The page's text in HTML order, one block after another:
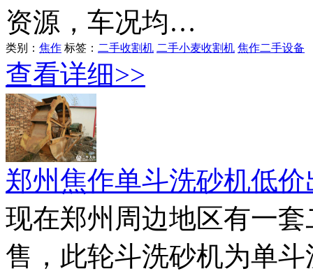
资源，车况均…
类别： 焦作 标签： 二手收割机 二手小麦收割机 焦作二手设备
查看详细>>
郑州焦作单斗洗砂机低
现在郑州周边地区有一
售，此轮斗洗砂机为单